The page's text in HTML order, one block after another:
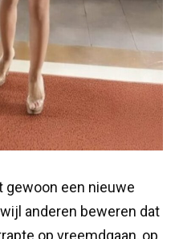
gewoon een nieuwe
anderen beweren dat
op vreemdgaan, op